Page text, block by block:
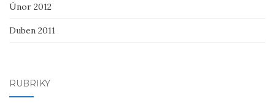
Únor 2012
Duben 2011
RUBRIKY